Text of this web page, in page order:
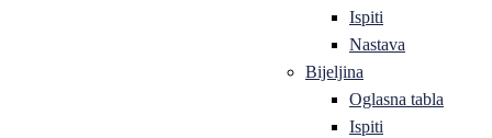
Ispiti
Nastava
Bijeljina
Oglasna tabla
Ispiti